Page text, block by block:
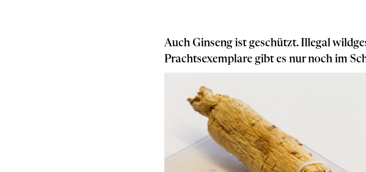
Auch Ginseng ist geschützt. Illegal
Prachtsexemplare gibt es nur noch im